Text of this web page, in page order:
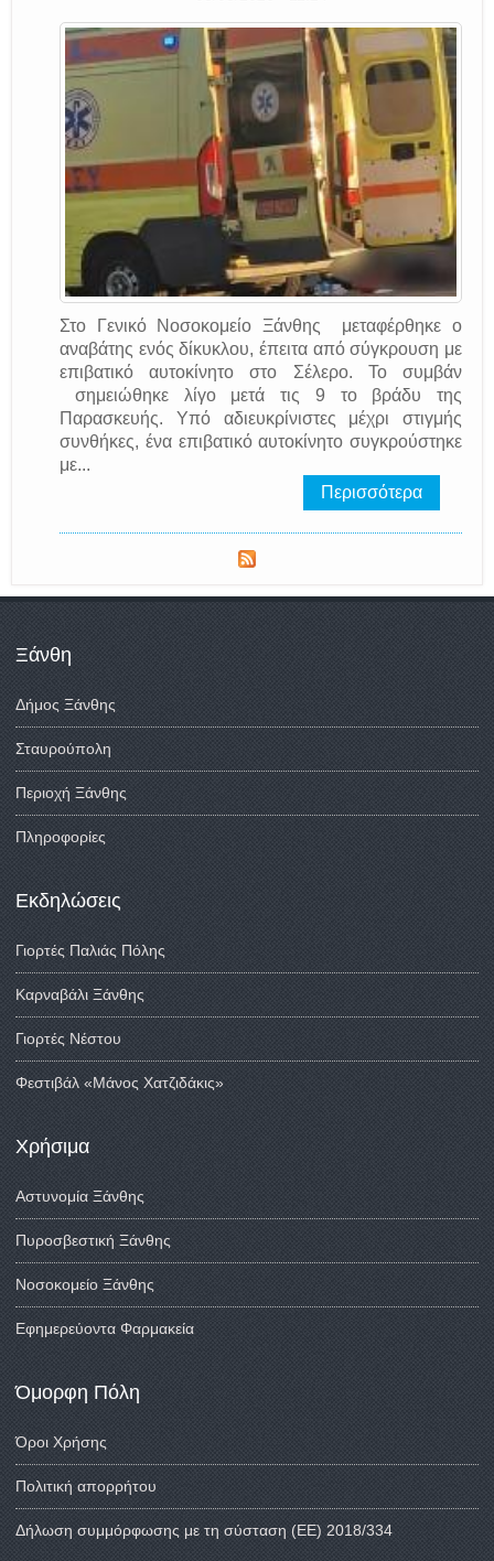
Στο Γενικό Νοσοκομείο Ξάνθης μεταφέρθηκε ο
αναβάτης ενός δίκυκλου, έπειτα από σύγκρουση με
επιβατικό αυτοκίνητο στο Σέλερο. Το συμβάν
σημειώθηκε λίγο μετά τις 9 το βράδυ της
Παρασκευής. Υπό αδιευκρίνιστες μέχρι στιγμής
συνθήκες, ένα επιβατικό αυτοκίνητο συγκρούστηκε
με...
Περισσότερα
Ξάνθη
Δήμος Ξάνθης
Σταυρούπολη
Περιοχή Ξάνθης
Πληροφορίες
Εκδηλώσεις
Γιορτές Παλιάς Πόλης
Καρναβάλι Ξάνθης
Γιορτές Νέστου
Φεστιβάλ «Μάνος Χατζιδάκις»
Χρήσιμα
Αστυνομία Ξάνθης
Πυροσβεστική Ξάνθης
Νοσοκομείο Ξάνθης
Εφημερεύοντα Φαρμακεία
Όμορφη Πόλη
Όροι Χρήσης
Πολιτική απορρήτου
Δήλωση συμμόρφωσης με τη σύσταση (ΕΕ) 2018/334